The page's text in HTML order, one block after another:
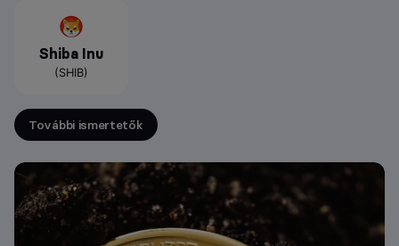
Shiba Inu
(SHIB)
További ismertetők